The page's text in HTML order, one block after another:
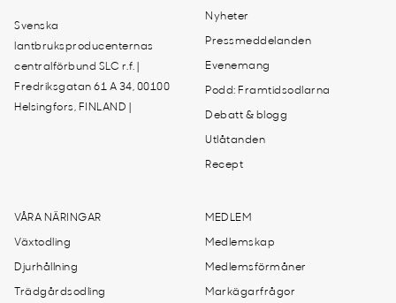
Svenska
lantbruksproducenternas
centralförbund SLC r.f. |
Fredriksgatan 61 A 34, 00100
Helsingfors, FINLAND |
Nyheter
Pressmeddelanden
Evenemang
Podd: Framtidsodlarna
Debatt & blogg
Utlåtanden
Recept
VÅRA NÄRINGAR
Växtodling
Djurhållning
Trädgårdsodling
MEDLEM
Medlemskap
Medlemsförmåner
Markägarfrågor